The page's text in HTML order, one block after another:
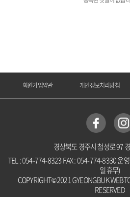
회원가입약관 개인정보처리방침
경상북도 경주시 첨성로 97
TEL : 054-774-8323 FAX : 054-774-8330 운
일 휴무)
COPYRIGHT© 2021 GYEONGBUK
RESERVED